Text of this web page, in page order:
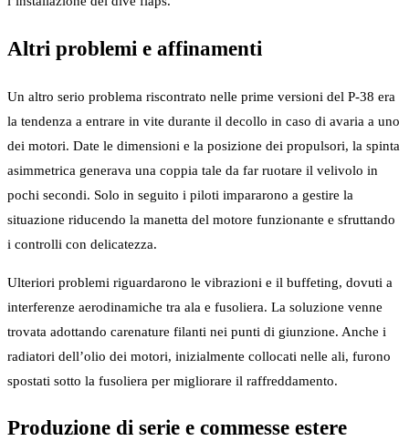
Altri problemi e affinamenti
Un altro serio problema riscontrato nelle prime versioni del P-38 era
la tendenza a entrare in vite durante il decollo in caso di avaria a uno
dei motori. Date le dimensioni e la posizione dei propulsori, la spinta
asimmetrica generava una coppia tale da far ruotare il velivolo in
pochi secondi. Solo in seguito i piloti impararono a gestire la
situazione riducendo la manetta del motore funzionante e sfruttando
i controlli con delicatezza.
Ulteriori problemi riguardarono le vibrazioni e il buffeting, dovuti a
interferenze aerodinamiche tra ala e fusoliera. La soluzione venne
trovata adottando carenature filanti nei punti di giunzione. Anche i
radiatori dell’olio dei motori, inizialmente collocati nelle ali, furono
spostati sotto la fusoliera per migliorare il raffreddamento.
Produzione di serie e commesse estere